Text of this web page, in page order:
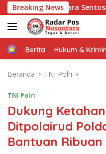
Langsung
ke
konten
Breaking News
Mutiara Sentosa II*
HomeBerita Hukum &
Beranda TNI Polri
TNI Polri
Dukung
Ditpolairud
Bantuan